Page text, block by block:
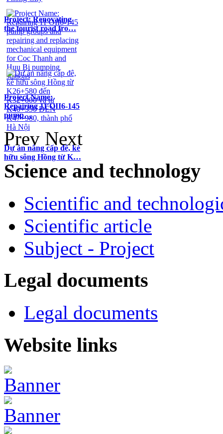
Project: Renovating
the tourist road fro…
Project Name:
Repairing 11 OII6-145
pump…
Dự án nâng cấp đê, kè
hữu sông Hồng từ K…
Prev Next
Science and technology
Scientific and
Scientific article
Subject - Project
Legal documents
Legal documents
Website links